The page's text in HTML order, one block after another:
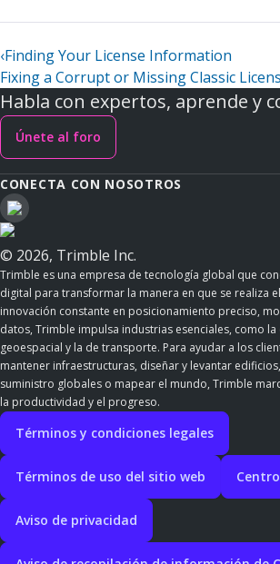
‹Finding Your License Information
Fixing a Corrupt or Missing Classic
Habla con expertos, aprende y
Únete al foro
CONECTA CON NOSOTROS
© 2026, Trimble Inc.
Trimble es una empresa de tecnología global que
digital para transformar la manera en que se realiza
innovación constante en posicionamiento preciso,
datos, Trimble impulsa industrias esenciales, como
geoespacial y la de transporte. Para ayudar a los
mantener infraestructuras, diseñar y levantar
suministro globales o mapear el mundo, Trimble
la productividad y el progreso.
Términos y condiciones legales
Términos de uso del sitio web
Aviso de privacidad